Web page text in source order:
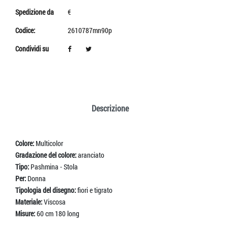
Spedizione da
€
Codice:
2610787mn90p
Condividi su
Descrizione
Colore: Multicolor
Gradazione del colore:aranciato
Tipo: Pashmina - Stola
Per: Donna
Tipologia del disegno:fiori e tigrato
Materiale:Viscosa
Misure:60 cm 180 long